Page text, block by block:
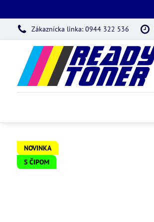
Zákaznícka linka: 0944 322 536
NOVINKA
S ČIPOM